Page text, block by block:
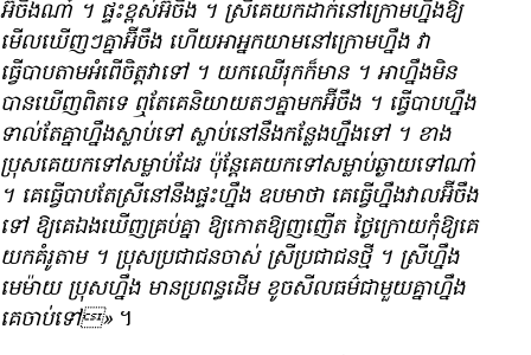
អ៊ីចឹង​ណា៎ ។ ផ្ទះ​ខ្ពស់​អ៊ីចឹង ។ ស្រី​គេ​យក​ដាក់​នៅ​ក្រោម​ហ្នឹង​ឱ្យ​
មើល​ឃើញៗ​គ្នា​អ៊ីចឹង ហើយ​ឤ​អ្នក​យាម​នៅ​ក្រោម​ហ្នឹង វា​
ធ្វើបាប​តាម​អំពើចិត្ត​វា​ទៅ ។ យក​ឈើ​រុក​ក៏មាន ។ ឤហ្នឹង​មិន​
បាន​ឃើញ​ពិត​ទេ ឮ​តែ​គេ​និយាយ​តៗ​គ្នា​មក​អ៊ីចឹង ។ ធ្វើបាប​ហ្នឹង​
ទាល់តែ​គ្នា​ហ្នឹង​ស្លាប់​ទៅ ស្លាប់​នៅ​នឹង​កន្លែង​ហ្នឹង​ទៅ ។ ខាង​
ប្រុស​គេ​យក​ទៅ​សម្លាប់​ដែរ ប៉ុន្តែ​គេ​យក​ទៅ​សម្លាប់​ឆ្ងាយ​ទៅ​ណា៎
។ គេ​ធ្វើបាប​តែ​ស្រី​នៅ​នឹង​ផ្ទះ​ហ្នឹង ឧបមាថា គេ​ធ្វើ​ហ្នឹង​វាល​អ៊ីចឹង​
ទៅ ឱ្យ​គេ​ឯង​ឃើញ​គ្រប់គ្នា ឱ្យ​កោត​ឱ្យ​ញញើត ថ្ងៃ​ក្រោយ​កុំឱ្យ​គេ​
យក​គំរូ​តាម ។ ប្រុស​ប្រជាជន​ចាស់ ស្រី​ប្រជាជន​ថ្មី ។ ស្រី​ហ្នឹង​
មេម៉ាយ ប្រុស​ហ្នឹង មាន​ប្រពន្ធ​ដើម ខូច​សីលធម៌​ជាមួយ​គ្នា​ហ្នឹង
គេ​ចាប់​ទៅ»។